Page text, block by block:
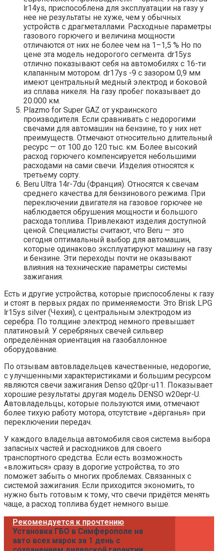
lr14ys, приспособлена для эксплуатации на газу у
нее не результаты не хуже, чем у обычных
устройств с драгметаллами. Расходные параметры
газового горючего и величина мощности
отличаются от них не более чем на 1–1,5 % Но по
цене эта модель недорогого сегмента. dr15ys
отлично показывают себя на автомобилях с 16-ти
клапанным мотором. dr17ys -9 с зазором 0,9 мм
имеют центральный медный электрод и боковой
из сплава никеля. На газу пробег показывает до
20.000 км.
Plazmo for Super GAZ от украинского
производителя. Если сравнивать с недорогими
свечами для автомашин на бензине, то у них нет
преимуществ. Отмечают относительно длительный
ресурс — от 100 до 120 тыс. км. Более высокий
расход горючего компенсируется небольшими
расходами на сами свечи. Изделия относятся к
третьему сорту.
Beru Ultra 14r-7du (Франция). Относятся к свечам
среднего качества для бензинового режима. При
переключении двигателя на газовое горючее не
наблюдается обрушения мощности и большого
расхода топлива. Привлекают изделия доступной
ценой. Специалисты считают, что Beru — это
сегодня оптимальный выбор для автомашин,
которые одинаково эксплуатируют машину на газу
и бензине. Эти переходы почти не оказывают
влияния на технические параметры системы
зажигания.
Есть и другие устройства, которые приспособлены к газу
и стоят в первых рядах по применяемости. Это Brisk LPG
lr15ys silver (Чехия), с центральным электродом из
серебра. По толщине электрод немного превышает
платиновый. У серебряных свечей сильвер
определённая ориентация на газобаллонное
оборудование.
По отзывам автовладельцев качественные, недорогие,
с улучшенными характеристиками и большим ресурсом
являются свечи зажигания Denso q20pr-u11. Показывает
хорошие результаты другая модель DENSO w20epr-U.
Автовладельцы, которые пользуются ими, отмечают
более тихую работу мотора, отсутствие «дёрганья» при
переключении передач.
У каждого владельца автомобиля своя система выбора
запасных частей и расходников для своего
транспортного средства. Если есть возможность
«вложиться» сразу в дорогие устройства, то это
поможет забыть о многих проблемах. Связанных с
системой зажигания. Если приходится экономить, то
нужно быть готовым к тому, что свечи придётся менять
чаще, а расход топлива будет немного выше.
Рекомендуется к прочтению
Установка ГБО в Симферополе на
авто всех марок за 1 день с